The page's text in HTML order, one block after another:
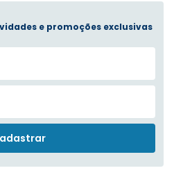
e promoções exclusivas